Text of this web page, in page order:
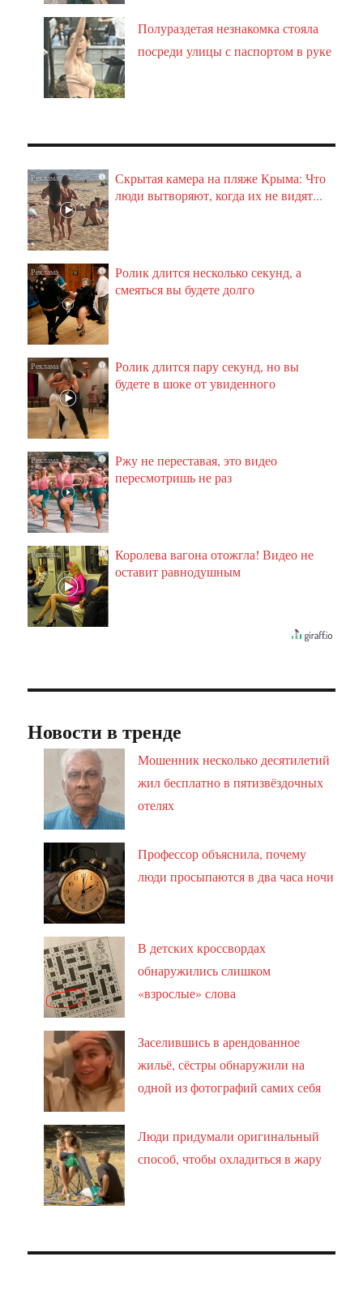
Полураздетая незнакомка стояла
посреди улицы с паспортом в руке
i
Скрытая камера на пляже Крыма: Что
люди вытворяют, когда их не видят...
i
Ролик длится несколько секунд, а
смеяться вы будете долго
i
Ролик длится пару секунд, но вы
будете в шоке от увиденного
i
Ржу не переставая, это видео
пересмотришь не раз
i
Королева вагона отожгла! Видео не
оставит равнодушным
Новости в тренде
Мошенник несколько десятилетий
жил бесплатно в пятизвёздочных
отелях
Профессор объяснила, почему
люди просыпаются в два часа ночи
В детских кроссвордах
обнаружились слишком
«взрослые» слова
Заселившись в арендованное
жильё, сёстры обнаружили на
одной из фотографий самих себя
Люди придумали оригинальный
способ, чтобы охладиться в жару